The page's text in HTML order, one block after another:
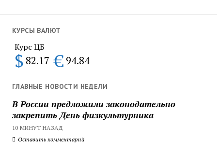
КУРСЫ ВАЛЮТ
Курс ЦБ
$ 82.17 € 94.84
ГЛАВНЫЕ НОВОСТИ НЕДЕЛИ
В России предложили законодательно
закрепить День физкультурника
10 МИНУТ НАЗАД
Оставить комментарий